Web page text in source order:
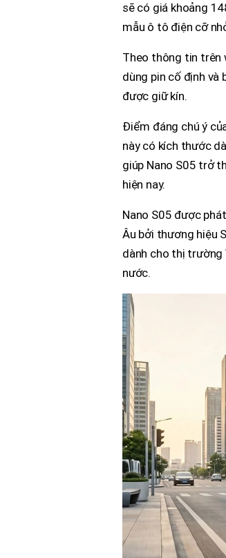
sẽ có giá khoảng
mẫu ô tô điện cỡ
Theo thông tin trên
dùng pin cố định và
được giữ kín.
Điểm đáng chú ý
này có kích thước
giúp Nano S05 trở
hiện nay.
Nano S05 được
Âu bởi thương hiệu
dành cho thị
nước.